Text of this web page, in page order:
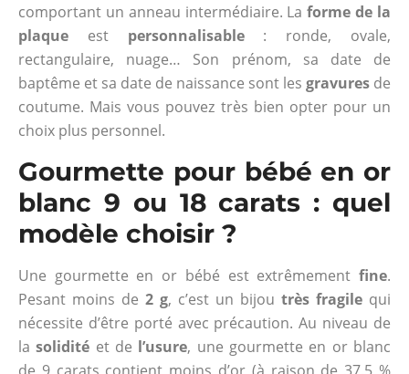
comportant un anneau intermédiaire. Laforme de la
plaque est personnalisable: ronde, ovale,
rectangulaire, nuage… Son prénom, sa date de
baptême et sa date de naissance sont les gravures de
coutume. Mais vous pouvez très bien opter pour un
choix plus personnel.
Gourmette pour bébé en or
blanc 9 ou 18 carats : quel
modèle choisir ?
Une gourmette en or bébé est extrêmement fine.
Pesant moins de 2 g, c’est un bijou très fragile qui
nécessite d’être porté avec précaution. Au niveau de
lasolidité et de l’usure, une gourmette en or blanc
de 9 carats contient moins d’or (à raison de 37,5 %